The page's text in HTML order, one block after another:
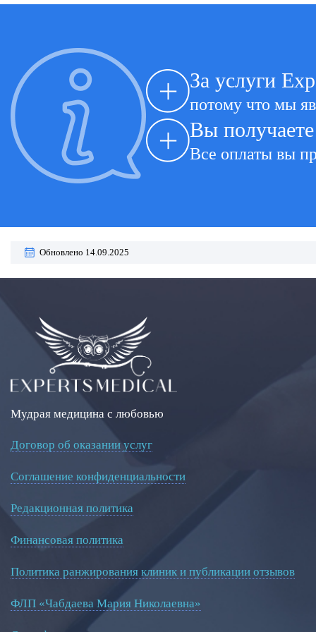
За услуги
потому что мы
Вы
Все оплаты вы
Обновлено 14.09.2025
Мудрая медицина с любовью
Договор об оказании услуг
Соглашение конфиденциальности
Редакционная политика
Финансовая политика
Политика ранжирования клиник и публикации отзывов
ФЛП «Чабдаева Мария Николаевна»